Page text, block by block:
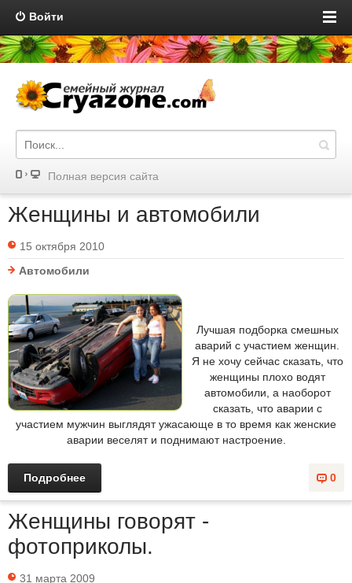
Войти
Полная версия сайта
Женщины и автомобили
15 октября 2010
Автомобили
Лучшая подборка смешных
аварий с участием женщин.
Я не хочу сейчас сказать, что
женщины плохо водят
автомобили, а наоборот
сказать, что аварии с
участием мужчин выглядят ужасающе в то время как женские
аварии веселят и поднимают настроение.
0
Подробнее
Женщины говорят -
фотоприколы.
31 марта 2009